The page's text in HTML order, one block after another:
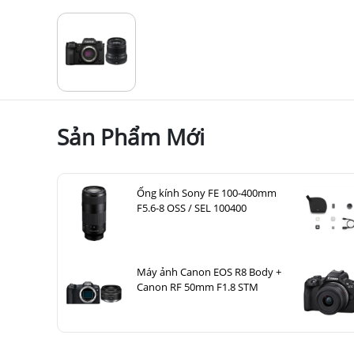
Bayer truyền thống, X-Trans CMOS 5 HR loại bỏ
kết cấu núi non xa xôi được thể hiện rõ nét, hoặc
Cảm biến X-Trans CMOS 5 HR cho phép bạn ghi
Sản Phẩm Mới
Ống kính Sony FE 100-400mm
F5.6-8 OSS / SEL 100400
Máy ảnh Canon EOS R8 Body +
Canon RF 50mm F1.8 STM